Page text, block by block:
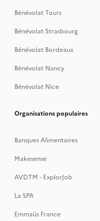
Bénévolat Tours
Bénévolat Strasbourg
Bénévolat Bordeaux
Bénévolat Nancy
Bénévolat Nice
Organisations populaires
Banques Alimentaires
Makesense
AVDTM - ExplorJob
La SPA
Emmaüs France